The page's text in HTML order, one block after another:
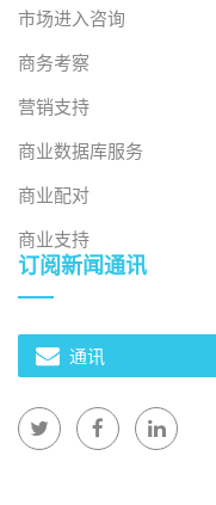
市场进入咨询
商务考察
营销支持
商业数据库服务
商业配对
商业支持
订阅新闻通讯
通讯